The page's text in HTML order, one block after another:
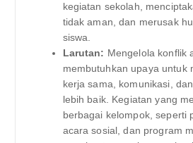
kegiatan sekolah,
tidak aman, dan merusak
siswa.
Larutan: Mengelola konflik
membutuhkan upaya untuk
kerja sama, komunikasi,
lebih baik. Kegiatan yang
berbagai kelompok, seperti
acara sosial, dan program